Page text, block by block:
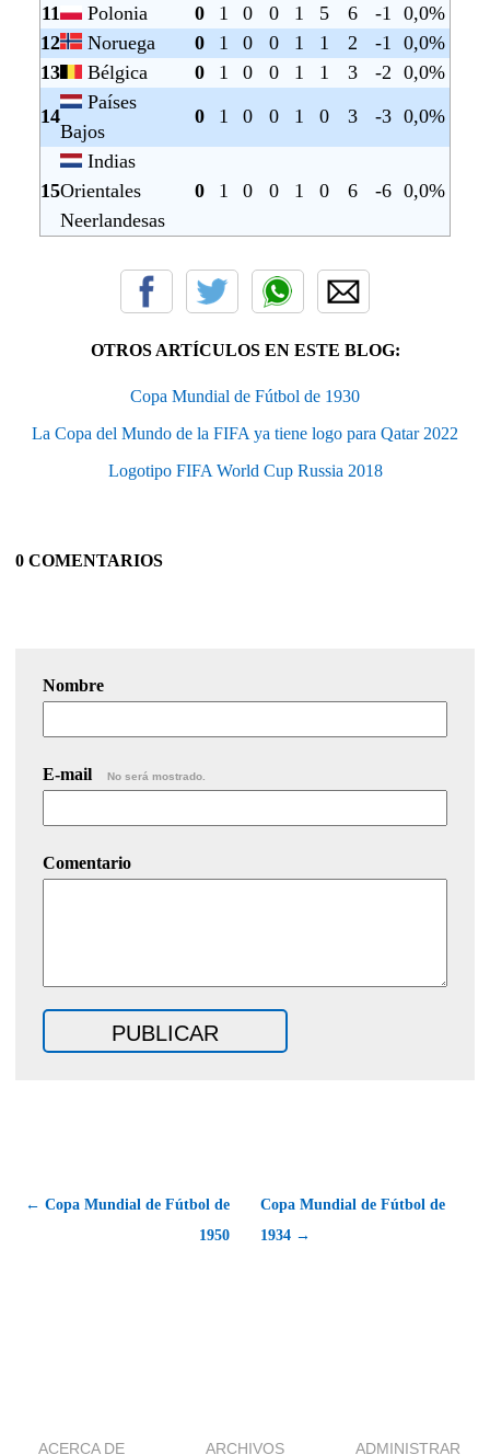
11
Polonia 0 1 0 0 1 5 6 -1
0,0%
12
Noruega 0 1 0 0 1 1 2 -1
0,0%
13
Bélgica 0 1 0 0 1 1 3 -2 0,0%
14
Países
Bajos
0 1 0 0 1 0 3 -3 0,0%
15
Indias
Orientales
Neerlandesas
0 1 0 0 1 0 6 -6 0,0%
OTROS ARTÍCULOS EN ESTE BLOG:
Copa Mundial de Fútbol de 1930
La Copa del Mundo de la FIFA ya tiene logo para Qatar 2022
Logotipo FIFA World Cup Russia 2018
0 COMENTARIOS
Nombre
E-mail No será mostrado.
Comentario
← Copa Mundial de Fútbol de
1950
Copa Mundial de Fútbol de
1934 →
ACERCA DE ARCHIVOS ADMINISTRAR